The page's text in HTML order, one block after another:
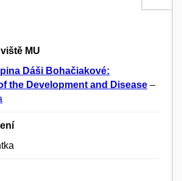
MU
Dáši Bohačiakové:
the Development and Disease –